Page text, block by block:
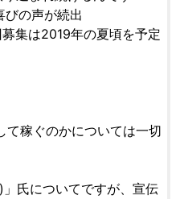
びの声が続出
集は2019年の夏頃を予定
て稼ぐのかについては一切
氏についてですが、宣伝